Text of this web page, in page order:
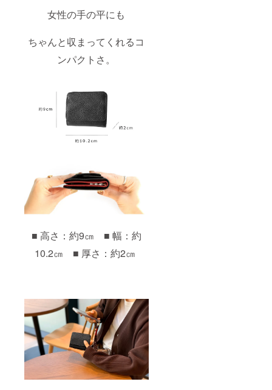
女性の手の平にも
ちゃんと収まってくれるコ
ンパクトさ。
■ 高さ：約9㎝ ■ 幅：約
10.2㎝ ■ 厚さ：約2㎝